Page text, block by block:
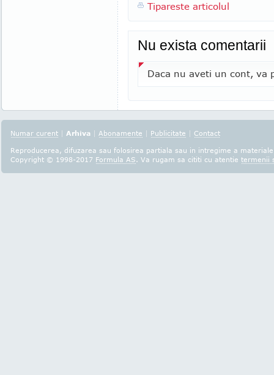
Tipareste articolul
Nu exista comentarii
Daca nu aveti un cont, va
Numar curent | Arhiva | Abonamente | Publicitate | Contact
Reproducerea, difuzarea sau folosirea partiala sau in intregime a
Copyright © 1998-2017 Formula AS. Va rugam sa cititi cu atentie termenii